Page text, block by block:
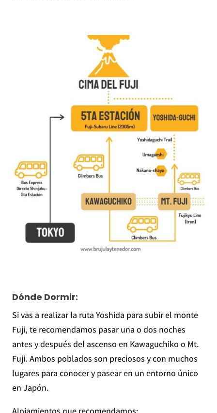
Dónde Dormir:
Si vas a realizar la ruta Yoshida para subir el monte
Fuji, te recomendamos pasar una o dos noches
antes y después del ascenso en Kawaguchiko o Mt.
Fuji. Ambos poblados son preciosos y con muchos
lugares para conocer y pasear en un entorno único
en Japón.
Alojamientos que recomendamos: